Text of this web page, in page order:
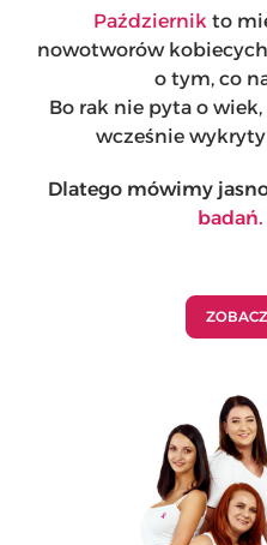
Październik to
nowotworów kobiecych
o tym, co
Bo rak nie pyta o
wcześnie wykryty
Dlatego mówimy
badań.